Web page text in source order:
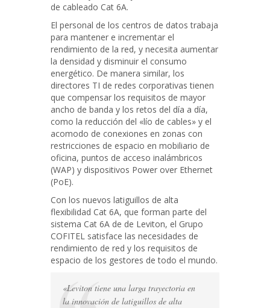
de cableado Cat 6A.
El personal de los centros de datos trabaja
para mantener e incrementar el
rendimiento de la red, y necesita aumentar
la densidad y disminuir el consumo
energético. De manera similar, los
directores TI de redes corporativas tienen
que compensar los requisitos de mayor
ancho de banda y los retos del día a día,
como la reducción del «lío de cables» y el
acomodo de conexiones en zonas con
restricciones de espacio en mobiliario de
oficina, puntos de acceso inalámbricos
(WAP) y dispositivos Power over Ethernet
(PoE).
Con los nuevos latiguillos de alta
flexibilidad Cat 6A, que forman parte del
sistema Cat 6A de de Leviton, el Grupo
COFITEL satisface las necesidades de
rendimiento de red y los requisitos de
espacio de los gestores de todo el mundo.
«Leviton tiene una larga trayectoria en
la innovación de latiguillos de alta